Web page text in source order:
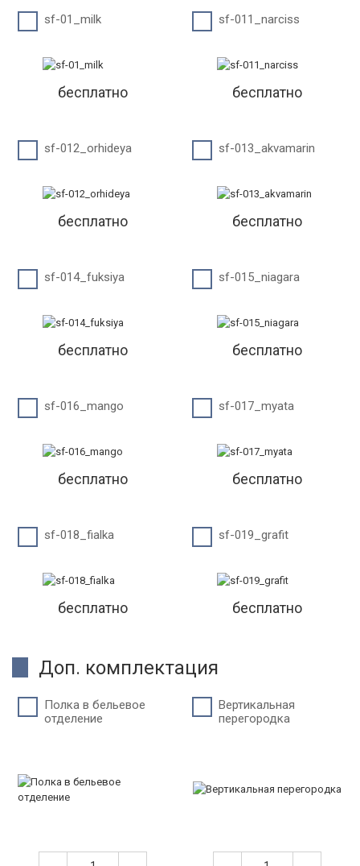
sf-01_milk
бесплатно
sf-011_narciss
бесплатно
sf-012_orhideya
бесплатно
sf-013_akvamarin
бесплатно
sf-014_fuksiya
бесплатно
sf-015_niagara
бесплатно
sf-016_mango
бесплатно
sf-017_myata
бесплатно
sf-018_fialka
бесплатно
sf-019_grafit
бесплатно
Доп. комплектация
Полка в бельевое
отделение
Вертикальная
перегородка